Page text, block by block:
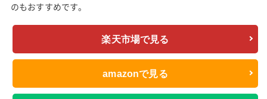
のもおすすめです。
楽天市場で見る
amazonで見る